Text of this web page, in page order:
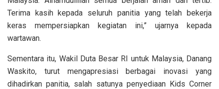
Terima kasih kepada seluruh panitia yang telah bekerja
keras mempersiapkan kegiatan ini,” ujarnya kepada
wartawan.
Sementara itu, Wakil Duta Besar RI untuk Malaysia, Danang
Waskito, turut mengapresiasi berbagai inovasi yang
dihadirkan panitia, salah satunya penyediaan Kids Corner